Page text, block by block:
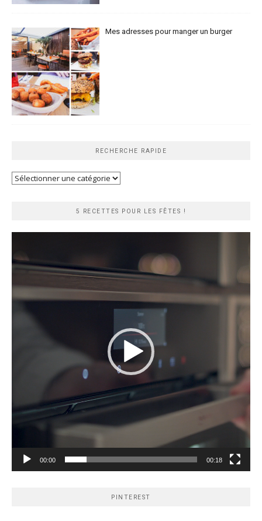
Mes adresses pour manger un burger
RECHERCHE RAPIDE
Recherche
5 RECETTES POUR LES FÊTES !
00:00 00:18
PINTEREST